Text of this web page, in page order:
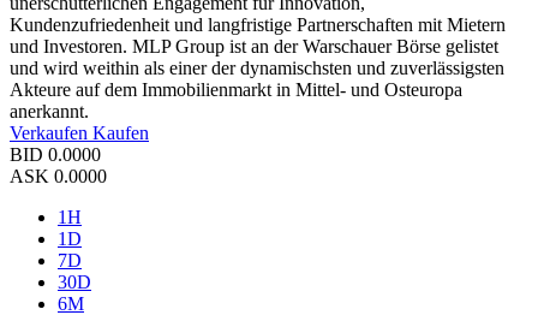
Kundenzufriedenheit und langfristige Partnerschaften mit Mietern
und Investoren. MLP Group ist an der Warschauer Börse gelistet
und wird weithin als einer der dynamischsten und zuverlässigsten
Akteure auf dem Immobilienmarkt in Mittel- und Osteuropa
anerkannt.
Verkaufen Kaufen
BID 0.0000
ASK 0.0000
1H
1D
7D
30D
6M